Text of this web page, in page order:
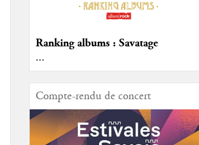
Ranking albums : Savatage
...
Compte-rendu de concert